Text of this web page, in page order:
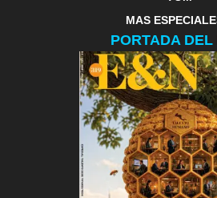
MAS
PORTADA DEL